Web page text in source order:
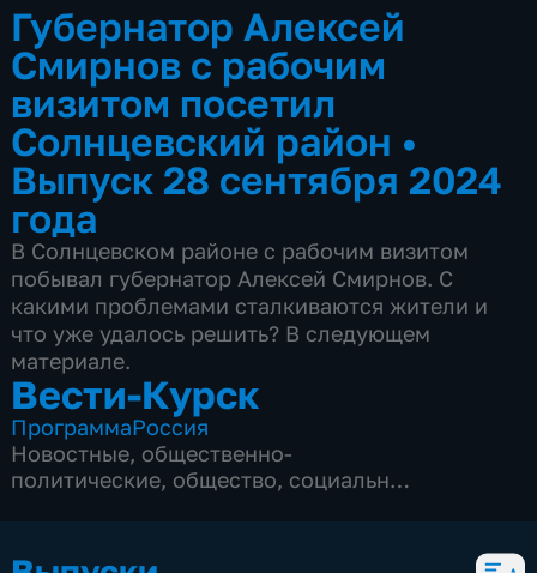
Губернатор Алексей
Смирнов с рабочим
визитом посетил
Солнцевский район •
Выпуск 28 сентября 2024
года
В Солнцевском районе с рабочим визитом
побывал губернатор Алексей Смирнов. С
какими проблемами сталкиваются жители и
что уже удалось решить? В следующем
материале.
Вести-Курск
ПрограммаРоссия
Новостные, общественно-
политические, общество, социально-